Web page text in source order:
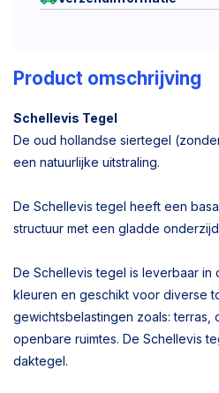
Product omschrijving
Schellevis Tegel
De oud hollandse siertegel
een natuurlijke uitstraling.
De Schellevis tegel heeft een
structuur met een gladde
De Schellevis tegel is leverbaar in
kleuren en geschikt voor diverse
gewichtsbelastingen zoals: terras,
openbare ruimtes. De Schellevis
daktegel.